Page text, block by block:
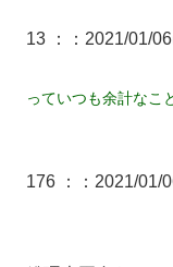
13 ： ：2021/01/
っていつも余計なこ
176 ： ：2021/01/